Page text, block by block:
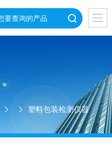
塑料包装检测仪器